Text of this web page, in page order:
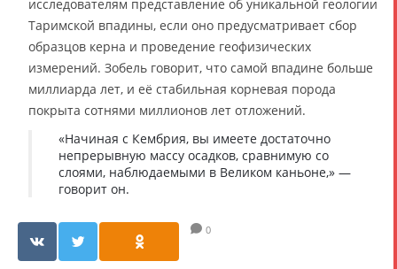
исследователям представление об уникальной геологии
Таримской впадины, если оно предусматривает сбор
образцов керна и проведение геофизических
измерений. Зобель говорит, что самой впадине больше
миллиарда лет, и её стабильная корневая порода
покрыта сотнями миллионов лет отложений.
«Начиная с Кембрия, вы имеете достаточно
непрерывную массу осадков, сравнимую со
слоями, наблюдаемыми в Великом каньоне,» —
говорит он.
0